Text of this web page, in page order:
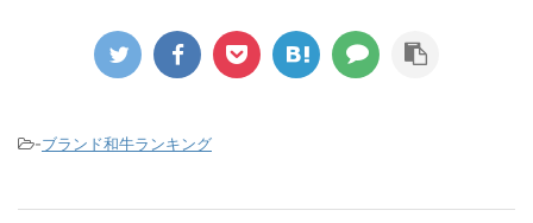
-ブランド和牛ランキング